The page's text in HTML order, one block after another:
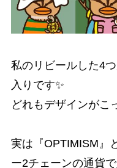
私のリビールした4
入りです✨
どれもデザインがこ
実は『OPTIMISM』
ー2チェーンの通貨